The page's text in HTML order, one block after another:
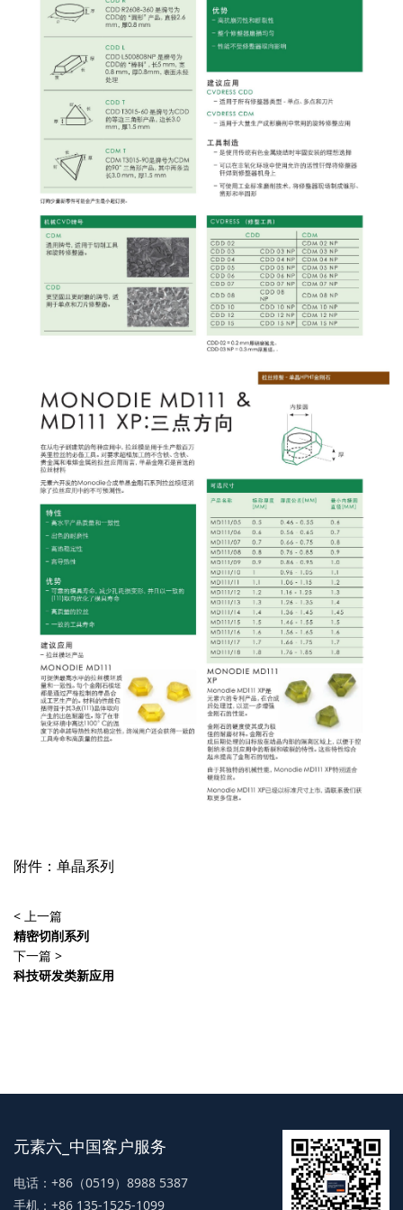
附件： 单晶系列
< 上一篇
精密切削系列
下一篇 >
科技研发类新应用
元素六_中国客户服务
电话：+86（0519）8988 5387
手机：+86 135-1525-1099